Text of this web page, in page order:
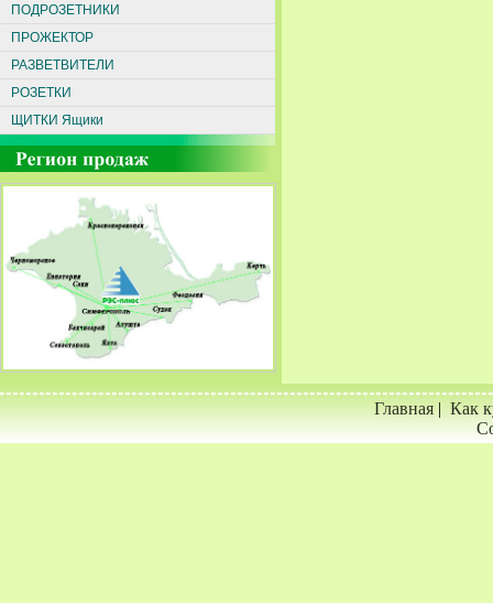
ПОДРОЗЕТНИКИ
ПРОЖЕКТОР
РАЗВЕТВИТЕЛИ
РОЗЕТКИ
ЩИТКИ Ящики
Главная| Как